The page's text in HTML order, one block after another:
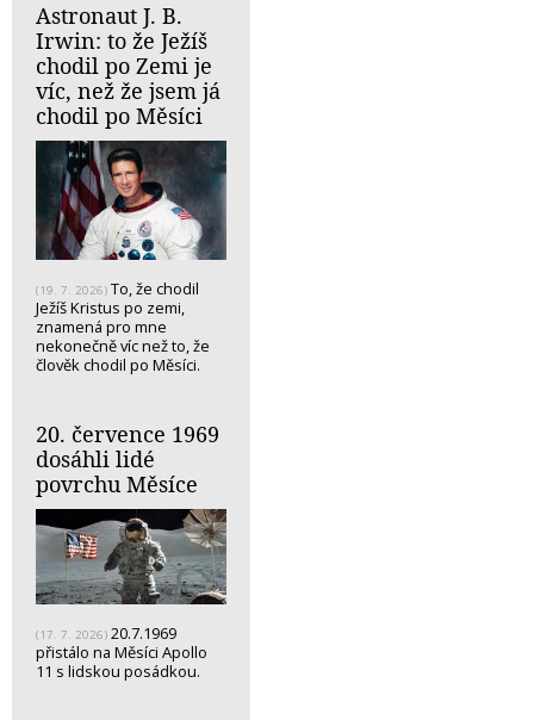
Astronaut J. B.
Irwin: to že Ježíš
chodil po Zemi je
víc, než že jsem já
chodil po Měsíci
(19. 7. 2026) To, že chodil
Ježíš Kristus po zemi,
znamená pro mne
nekonečně víc než to, že
člověk chodil po Měsíci.
20. července 1969
dosáhli lidé
povrchu Měsíce
(17. 7. 2026) 20.7.1969
přistálo na Měsíci Apollo
11 s lidskou posádkou.